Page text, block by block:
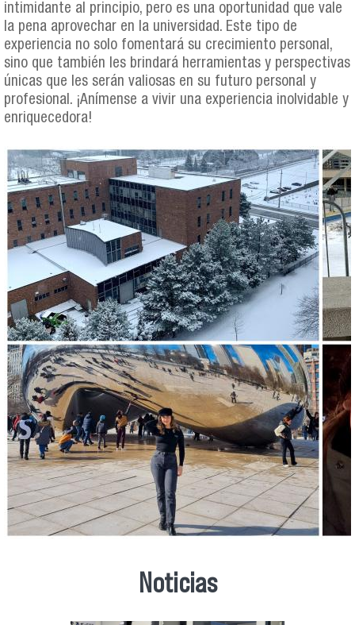
intimidante al principio, pero es una oportunidad que vale
la pena aprovechar en la universidad. Este tipo de
experiencia no solo fomentará su crecimiento personal,
sino que también les brindará herramientas y perspectivas
únicas que les serán valiosas en su futuro personal y
profesional. ¡Anímense a vivir una experiencia inolvidable y
enriquecedora!
mj_collage.jpg
Noticias